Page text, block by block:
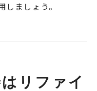
ましょう。
リファイ